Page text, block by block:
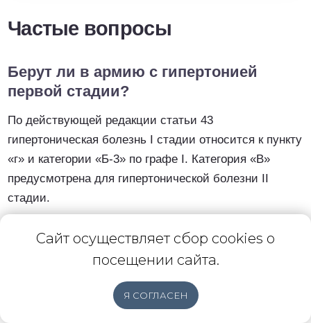
Частые вопросы
Берут ли в армию с гипертонией
первой стадии?
По действующей редакции статьи 43
гипертоническая болезнь I стадии относится к пункту
«г» и категории «Б-3» по графе I. Категория «В»
предусмотрена для гипертонической болезни II
стадии.
Какая категория возможна при
гипертонии второй стадии?
Пункты «б» и «в» статьи 43 предусматривают
категорию «В». Конкретный пункт зависит от степени
Бесплатная
Сайт осуществляет сбор cookies о
посещении сайта.
Я СОГЛАСЕН